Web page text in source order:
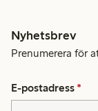
Nyhetsbrev
Prenumerera för
E-postadress *